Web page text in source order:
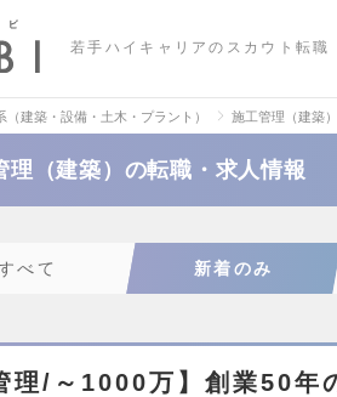
若手ハイキャリアのスカウト転職
（建築・設備・土木・プラント） 施工管理（建築）
理（建築）の転職・求人情報
べて 新着のみ
理/～1000万】創業50年